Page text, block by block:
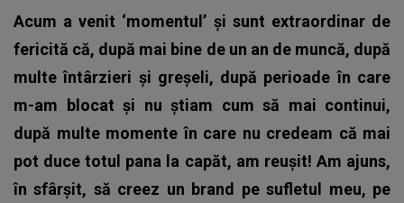
Acum a venit ‘momentul’ și sunt extraordinar de
fericită că, după mai bine de un an de muncă, după
multe întârzieri și greșeli, după perioade în care
m-am blocat și nu știam cum să mai continui,
după multe momente în care nu credeam că mai
pot duce totul pana la capăt, am reușit! Am ajuns,
în sfârșit, să creez un brand pe sufletul meu, pe